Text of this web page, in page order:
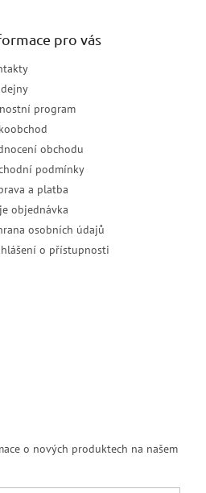
pro vás
program
obchodu
podmínky
a platba
objednávka
osobních údajů
o přístupnosti
o nových produktech na našem